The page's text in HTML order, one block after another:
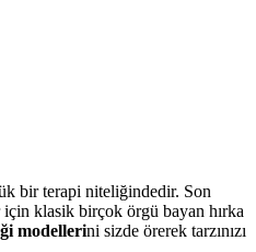
bir terapi niteliğindedir. Son
için klasik birçok örgü bayan hırka
modellerini sizde örerek tarzınızı